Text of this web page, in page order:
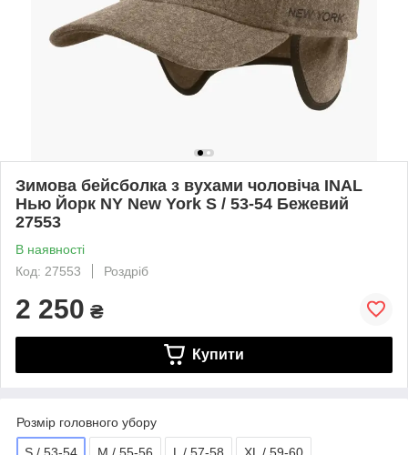
Зимова бейсболка з вухами чоловіча INAL
Нью Йорк NY New York S / 53-54 Бежевий
27553
В наявності
Код: 27553
Роздріб
2 250 ₴
Купити
Розмір головного убору
S / 53-54 M / 55-56 L / 57-58 XL / 59-60